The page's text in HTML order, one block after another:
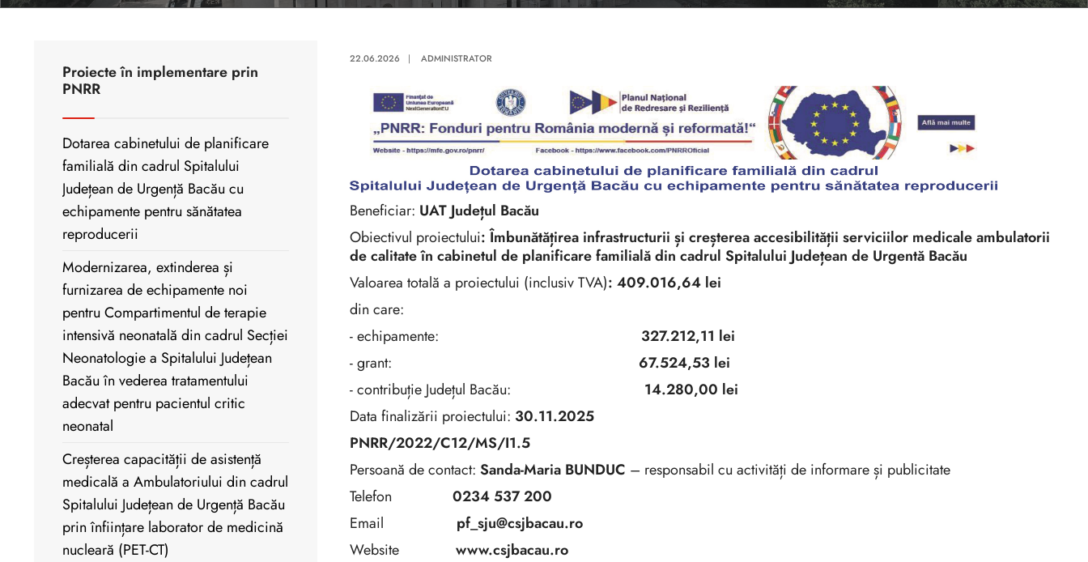
22.06.2026 | ADMINISTRATOR
Beneficiar: UAT Județul Bacău
Obiectivul proiectului: Îmbunătățirea infrastructurii și creșterea accesibilității serviciilor medicale ambulatorii
de calitate în cabinetul de planificare familială din cadrul Spitalului Județean de Urgentă Bacău
Valoarea totală a proiectului (inclusiv TVA): 409.016,64 lei
din care:
- echipamente: 327.212,11 lei
- grant: 67.524,53 lei
- contribuție Județul Bacău: 14.280,00 lei
Data finalizării proiectului: 30.11.2025
PNRR/2022/C12/MS/I1.5
Persoană de contact: Sanda-Maria BUNDUC – responsabil cu activități de informare și publicitate
Telefon 0234 537 200
Email pf_sju@csjbacau.ro
Website www.csjbacau.ro
Proiecte în implementare prin
PNRR
Dotarea cabinetului de planificare
familială din cadrul Spitalului
Județean de Urgență Bacău cu
echipamente pentru sănătatea
reproducerii
Modernizarea, extinderea și
furnizarea de echipamente noi
pentru Compartimentul de terapie
intensivă neonatală din cadrul Secției
Neonatologie a Spitalului Județean
Bacău în vederea tratamentului
adecvat pentru pacientul critic
neonatal
Creșterea capacității de asistență
medicală a Ambulatoriului din cadrul
Spitalului Județean de Urgență Bacău
prin înființare laborator de medicină
nucleară (PET-CT)